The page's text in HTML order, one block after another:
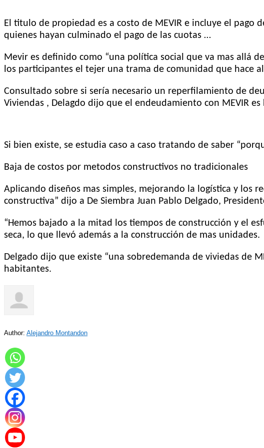
El titulo de propiedad es a costo de MEVIR e incluye el
quienes hayan culminado el pago de las cuotas …
Mevir es definido como “una política social que va mas allá
los participantes el tejer una trama de comunidad que hace
Consultado sobre si sería necesario un reperfilamiento de
Viviendas , Delagdo dijo que el endeudamiento con MEVIR es
Si bien existe, se estudia caso a caso tratando de saber
Baja de costos por metodos constructivos no tradicionales
Aplicando diseños mas simples, mejorando la logística y los
constructiva” dijo a De Siembra Juan Pablo Delgado,
“Hemos bajado a la mitad los tiempos de construcción y el
seca, lo que llevó además a la construcción de mas unidades.
Delgado dijo que existe “una sobredemanda de viviedas de
habitantes.
Author: Alejandro Montandon